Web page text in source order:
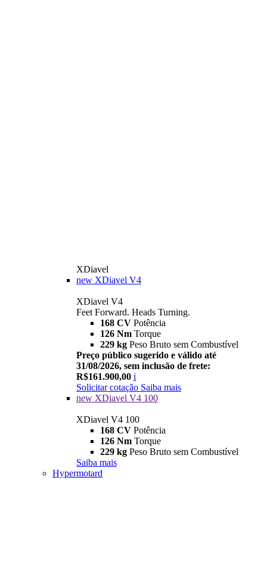
XDiavel
new XDiavel V4
XDiavel V4
Feet Forward. Heads Turning.
168 CV Potência
126 Nm Torque
229 kg Peso Bruto sem Combustível
Preço público sugerido e válido até
31/08/2026, sem inclusão de frete:
R$161.900,00 i
Solicitar cotação Saiba mais
new XDiavel V4 100
XDiavel V4 100
168 CV Potência
126 Nm Torque
229 kg Peso Bruto sem Combustível
Saiba mais
Hypermotard